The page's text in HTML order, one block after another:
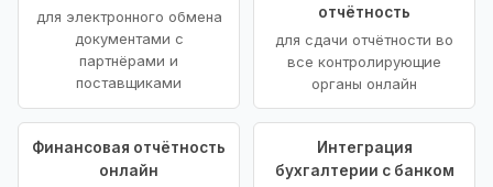
для электронного обмена
документами с
партнёрами и
поставщиками
отчётность
для сдачи отчётности во
все контролирующие
органы онлайн
Финансовая отчётность
онлайн
Интеграция
бухгалтерии с банком